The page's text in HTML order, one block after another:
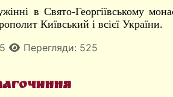
в Свято-Георгіївському
Київський і всієї України.
Перегляди: 525